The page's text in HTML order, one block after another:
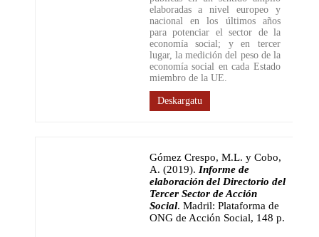
elaboradas a nivel europeo y
nacional en los últimos años
para potenciar el sector de la
economía social; y en tercer
lugar, la medición del peso de la
economía social en cada Estado
miembro de la UE.
Deskargatu
Gómez Crespo, M.L. y Cobo,
A. (2019). Informe de
elaboración del Directorio del
Tercer Sector de Acción
Social. Madril: Plataforma de
ONG de Acción Social, 148 p.